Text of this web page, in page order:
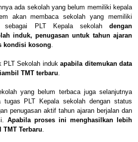
ada sekolah yang belum memiliki kepala
akan membaca sekolah yang memiliki
sebagai PLT Kepala sekolah dengan
induk, penugasan untuk tahun ajaran
kondisi kosong.
PLT Sekolah indukapabila ditemukan data
TMT terbaru.
yang belum terbaca juga selanjutnya
tugas PLT Kepala sekolah dengan status
penugasan aktif tahun ajaran berjalan dan
Apabila proses ini menghasilkan lebih
Terbaru.